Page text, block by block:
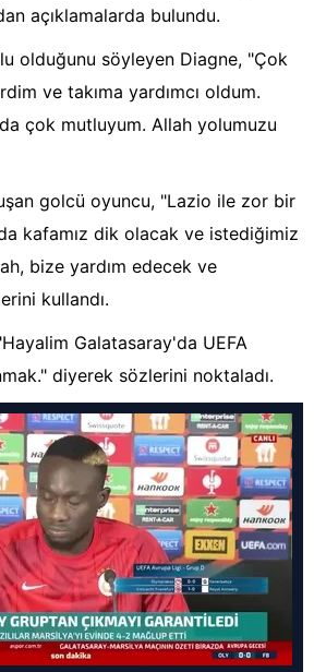
açıklamalarda bulundu.
olduğunu söyleyen Diagne, "Çok
ve takıma yardımcı oldum.
da çok mutluyum. Allah yolumuzu
golcü oyuncu, "Lazio ile zor bir
kafamız dik olacak ve istediğimiz
bize yardım edecek ve
kullandı.
Galatasaray'da UEFA
diyerek sözlerini noktaladı.